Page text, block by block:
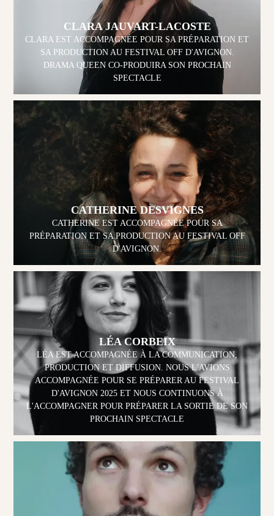
CLARA JAUVART-LACOSTE
CLARA EST ACCOMPAGNÉE POUR SA PRÉPARATION ET
SA PRODUCTION AU FESTIVAL OFF D'AVIGNON.
DRAMA QUEEN CO-PRODUIRA SON PROCHAIN
SPECTACLE
CATHERINE DESVIGNES
CATHERINE EST ACCOMPAGNÉE POUR SA
PRÉPARATION ET SA PRODUCTION AU FESTIVAL OFF
D'AVIGNON.
LÉA CORBEIX
LÉA EST ACCOMPAGNÉE À LA COMMUNICATION,
PRODUCTION ET DIFFUSION. NOUS L'AVIONS
ACCOMPAGNÉE POUR SE PRÉPARER AU FESTIVAL
D'AVIGNON 2025 ET NOUS CONTINUONS À
L'ACCOMPAGNER POUR PRÉPARER LA SORTIE DE SON
PROCHAIN SPECTACLE